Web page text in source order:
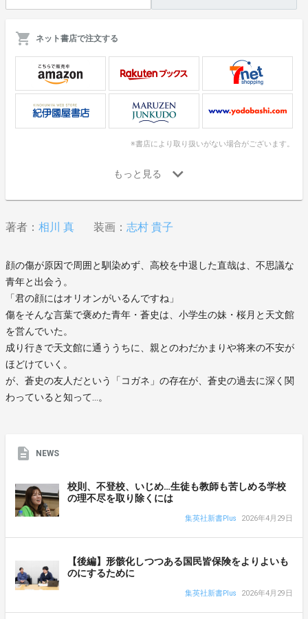
ネット書店で注文する
※書店により取り扱いがない場合がございます。
著者： 相川 真 装画： 志村 貴子
顔の傷が原因で周囲と馴染めず、高校を中退した直哉は、不思議な
青年と出会う。
「君の顔にはオリオンがいるんですね」
傷をそんな言葉で褒めた青年・蒼史は、小学生の妹・桜月と天文館
を営んでいた。
成り行きで天文館に通ううちに、親とのわだかまりや将来の不安が
ほどけていく。
が、蒼史の友人だという「コガネ」の存在が、蒼史の過去に深く関
わっていると知って…。
NEWS
校則、不登校、いじめ…生徒も教師も苦しめる学校
の理不尽を取り除くには
集英社新書Plus 2026年4月29日
【後編】形骸化しつつある国民皆保険をよりよいも
のにするために
集英社新書Plus 2026年4月29日